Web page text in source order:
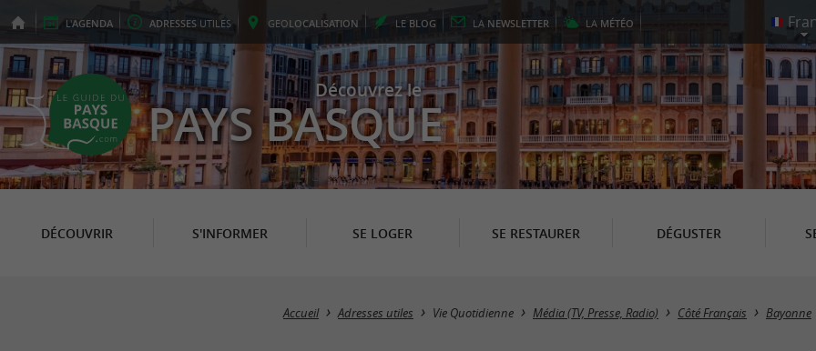
L'AGENDA ADRESSES UTILES GEOLOCALISATION LE BLOG LA NEWSLETTER LA MÉTÉO
Découvrez le
PAYS BASQUE
DÉCOUVRIR S'INFORMER SE LOGER SE RESTAURER DÉGUSTER
Accueil Adresses utiles Vie Quotidienne Média (TV, Presse, Radio) Côté Français Bayonne